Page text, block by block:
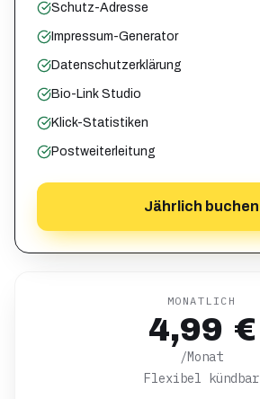
Schutz-Adresse
Impressum-Generator
Datenschutzerklärung
Bio-Link Studio
Klick-Statistiken
Postweiterleitung
Jährlich buchen
MONATLICH
4,99 €
/Monat
Flexibel kündbar